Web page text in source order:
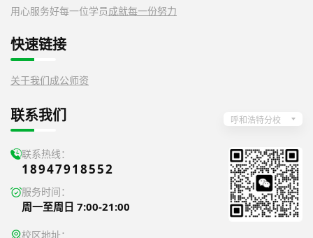
用心服务好每一位学员成就每一份努力
快速链接
关于我们成公师资
联系我们 呼和浩特分校
联系热线：
18947918552
服务时间：
周一至周日 7:00-21:00
校区地址：